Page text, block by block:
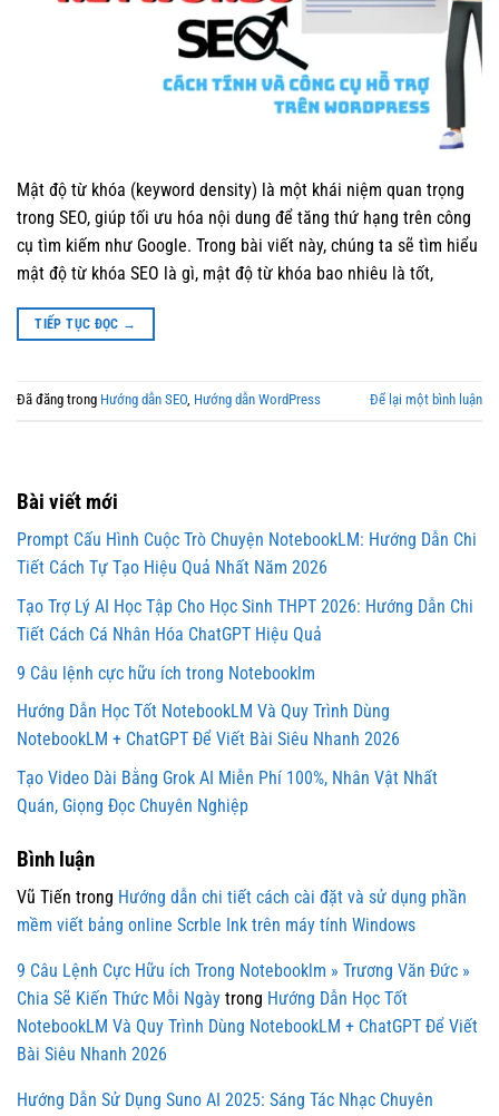
Bài viết mới
Prompt Cấu Hình Cuộc Trò Chuyện NotebookLM: Hướng Dẫn Chi
Tiết Cách Tự Tạo Hiệu Quả Nhất Năm 2026
Tạo Trợ Lý AI Học Tập Cho Học Sinh THPT 2026: Hướng Dẫn Chi
Tiết Cách Cá Nhân Hóa ChatGPT Hiệu Quả
9 Câu lệnh cực hữu ích trong Notebooklm
Hướng Dẫn Học Tốt NotebookLM Và Quy Trình Dùng
NotebookLM + ChatGPT Để Viết Bài Siêu Nhanh 2026
Tạo Video Dài Bằng Grok AI Miễn Phí 100%, Nhân Vật Nhất
Quán, Giọng Đọc Chuyên Nghiệp
Bình luận
Vũ Tiến trong Hướng dẫn chi tiết cách cài đặt và sử dụng phần
mềm viết bảng online Scrble Ink trên máy tính Windows
9 Câu Lệnh Cực Hữu ích Trong Notebooklm » Trương Văn Đức »
Chia Sẽ Kiến Thức Mỗi Ngày trong Hướng Dẫn Học Tốt
NotebookLM Và Quy Trình Dùng NotebookLM + ChatGPT Để Viết
Bài Siêu Nhanh 2026
Hướng Dẫn Sử Dụng Suno AI 2025: Sáng Tác Nhạc Chuyên
Mật độ từ khóa (keyword density) là một khái niệm quan trọng
trong SEO, giúp tối ưu hóa nội dung để tăng thứ hạng trên công
cụ tìm kiếm như Google. Trong bài viết này, chúng ta sẽ tìm hiểu
mật độ từ khóa SEO là gì, mật độ từ khóa bao nhiêu là tốt,
TIẾP TỤC ĐỌC →
Đã đăng trong Hướng dẫn SEO, Hướng dẫn WordPress Để lại một bình luận